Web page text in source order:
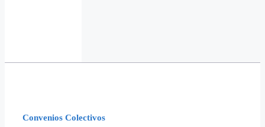
Convenios Colectivos